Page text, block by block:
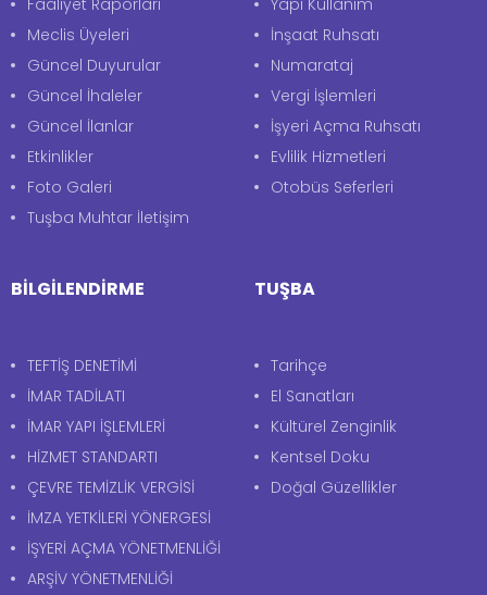
Meclis Üyeleri
Güncel Duyurular
Güncel İhaleler
Güncel İlanlar
Etkinlikler
Foto Galeri
Tuşba Muhtar İletişim
İnşaat Ruhsatı
Numarataj
Vergi İşlemleri
İşyeri Açma Ruhsatı
Evlilik Hizmetleri
Otobüs Seferleri
BİLGİLENDİRME
TEFTİŞ DENETİMİ
İMAR TADİLATI
İMAR YAPI İŞLEMLERİ
HİZMET STANDARTI
ÇEVRE TEMİZLİK VERGİSİ
İMZA YETKİLERİ YÖNERGESİ
İŞYERİ AÇMA YÖNETMENLİĞİ
ARŞİV YÖNETMENLİĞİ
TUŞBA
Tarihçe
El Sanatları
Kültürel Zenginlik
Kentsel Doku
Doğal Güzellikler